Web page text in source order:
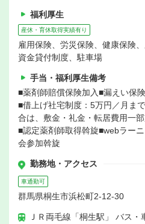
福利厚生
産休・育休取得実績有り
雇用保険、労災保険、健康保険
資金貸付制度、駐車場
手当・福利厚生備考
■薬剤師賠償保険加入■漏えい保
■借上げ社宅制度：5万円／月ま
合は、敷金・礼金・転居費用一部
■認定薬剤師取得斡旋■webラー
会参加斡旋
勤務地・アクセス
車通勤可
群馬県桐生市浜松町2-12-30
ＪＲ両毛線「桐生駅」 バス・